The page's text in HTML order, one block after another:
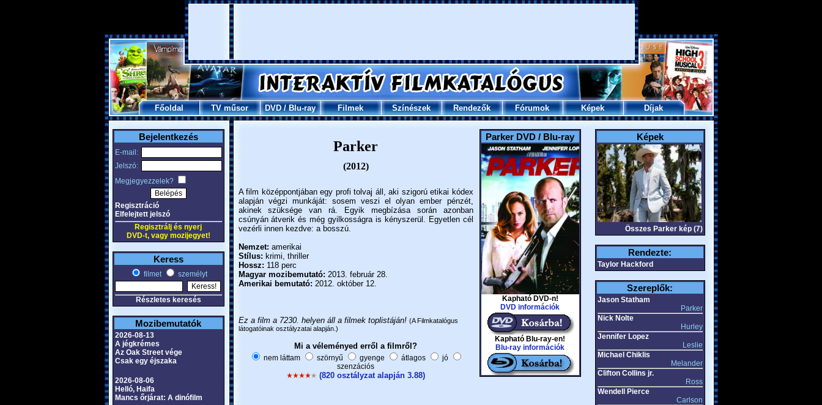
Főoldal TV műsor DVD/Blu-ray Filmek Színészek Rendezők Fórumok Képek Díjak
Bejelentkezés
E-mail:
Jelszó:
Megjegyezzelek?
Regisztráció
Elfelejtett jelszó
Regisztrálj és nyerj
DVD-t, vagy mozijegyet!
Keress
filmet személyt
Részletes keresés
Mozibemutatók
2026-08-13
A jégkrémes
Az Oak Street vége
Csak egy éjszaka
2026-08-06
Helló, Haifa
Mancs őrjárat: A dinófilm
Parker DVD / Blu-ray
Kapható DVD-n!
DVD információk
Kapható Blu-ray-en!
Blu-ray információk
Parker
(2012)
A film középpontjában egy profi tolvaj áll, aki szigorú etikai kódex
alapján végzi munkáját: sosem veszi el olyan ember pénzét,
akinek szüksége van rá. Egyik megbízása során azonban
csúnyán átverik és még gyilkosságra is kényszerül. Egyetlen cél
vezérli innen kezdve: a bosszú.
Nemzet: amerikai
Stílus: krimi, thriller
Hossz: 118 perc
Magyar mozibemutató: 2013. február 28.
Amerikai bemutató: 2012. október 12.
Ez a film a 7230. helyen áll a filmek toplistáján! (A Filmkatalógus
látogatóinak osztályzatai alapján.)
Mi a véleményed erről a filmről?
nem láttam szörnyű gyenge átlagos
jó
szenzációs
(820 osztályzat alapján 3.88)
Képek
Összes Parker kép (7)
Rendezte:
Taylor Hackford
Szereplők:
Jason Statham
Parker
Nick Nolte
Hurley
Jennifer Lopez
Leslie
Michael Chiklis
Melander
Clifton Collins jr.
Ross
Wendell Pierce
Carlson